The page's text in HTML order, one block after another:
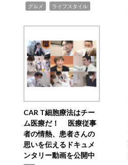
グルメ ライフスタイル
CAR T細胞療法はチー
ム医療だ！ 医療従事
者の情熱、患者さんの
思いを伝えるドキュメ
ンタリー動画を公開中